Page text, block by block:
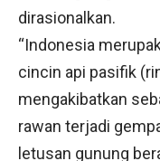
dirasionalkan.
“Indonesia
cincin api pasifik
mengakibatkan
rawan terjadi
letusan gunung